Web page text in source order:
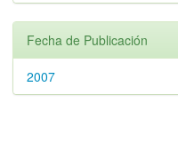
Fecha de Publicación
2007